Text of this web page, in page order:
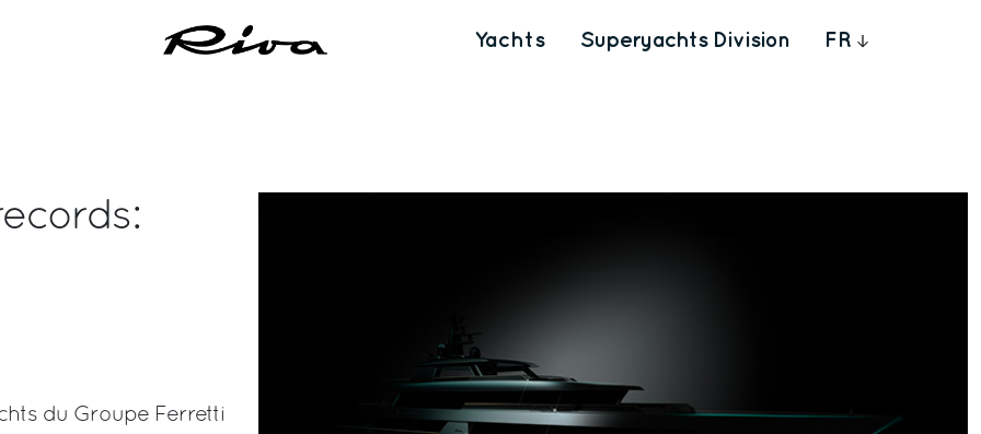
Yachts Superyachts Division FR
du Groupe Ferretti